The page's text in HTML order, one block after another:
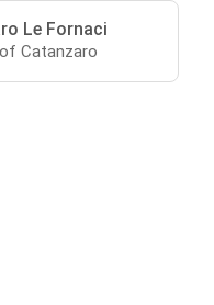
Le Fornaci
Catanzaro